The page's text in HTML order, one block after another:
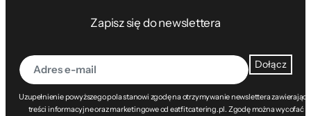
Zapisz się do newslettera
Uzupełnienie powyższego pola stanowi zgodę na otrzymywanie newslettera
treści informacyjne oraz marketingowe od eatfitcatering.pl. Zgodę można wycofać w
Dołącz